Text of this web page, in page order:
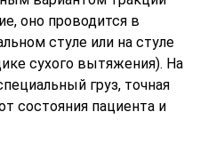
оно проводится в
стуле или на стуле
сухого вытяжения). На
груз, точная
состояния пациента и